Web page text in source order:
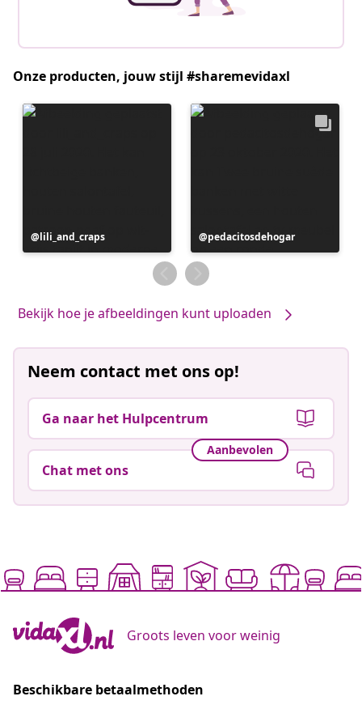
Onze producten, jouw stijl #sharemevidaxl
Bericht
gepubliceerd
lili_and_craps
Bericht
gepubliceerd
door
pedacitosdehogar
Bekijk hoe je afbeeldingen kunt uploaden
Neem contact met ons op!
Ga naar het Hulpcentrum
Aanbevolen
Chat met ons
Groots leven voor weinig
Beschikbare betaalmethoden